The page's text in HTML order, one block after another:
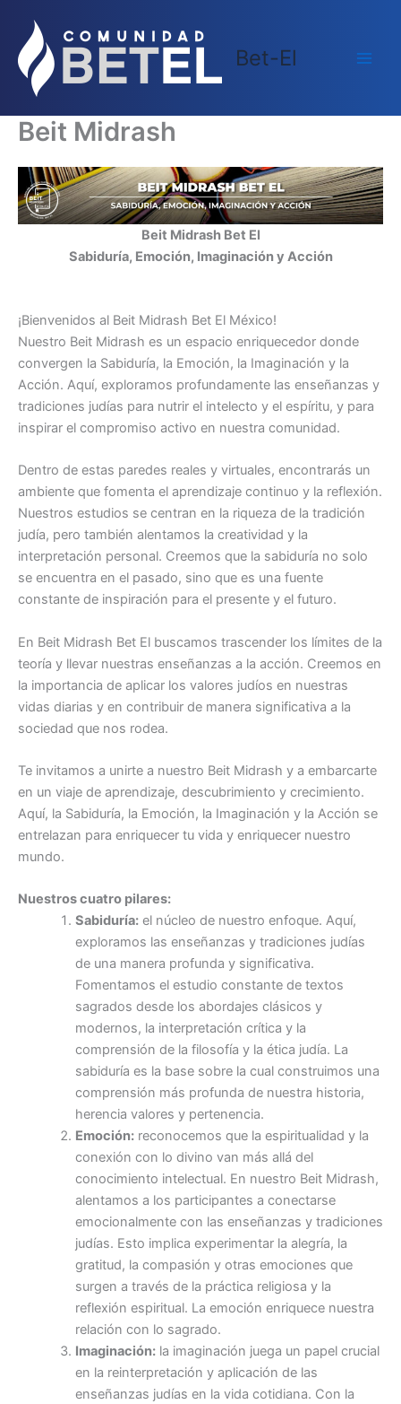
content
Bet-El
Beit Midrash
Beit Midrash Bet El
Sabiduría, Emoción, Imaginación y Acción
¡Bienvenidos al Beit Midrash Bet El México!
Nuestro Beit Midrash es un espacio enriquecedor donde
convergen la Sabiduría, la Emoción, la Imaginación y la
Acción. Aquí, exploramos profundamente las enseñanzas y
tradiciones judías para nutrir el intelecto y el espíritu, y para
inspirar el compromiso activo en nuestra comunidad.
Dentro de estas paredes reales y virtuales, encontrarás un
ambiente que fomenta el aprendizaje continuo y la reflexión.
Nuestros estudios se centran en la riqueza de la tradición
judía, pero también alentamos la creatividad y la
interpretación personal. Creemos que la sabiduría no solo
se encuentra en el pasado, sino que es una fuente
constante de inspiración para el presente y el futuro.
En Beit Midrash Bet El buscamos trascender los límites de la
teoría y llevar nuestras enseñanzas a la acción. Creemos en
la importancia de aplicar los valores judíos en nuestras
vidas diarias y en contribuir de manera significativa a la
sociedad que nos rodea.
Te invitamos a unirte a nuestro Beit Midrash y a embarcarte
en un viaje de aprendizaje, descubrimiento y crecimiento.
Aquí, la Sabiduría, la Emoción, la Imaginación y la Acción se
entrelazan para enriquecer tu vida y enriquecer nuestro
mundo.
Nuestros cuatro pilares:
Sabiduría:el núcleo de nuestro enfoque. Aquí,
exploramos las enseñanzas y tradiciones judías
de una manera profunda y significativa.
Fomentamos el estudio constante de textos
sagrados desde los abordajes clásicos y
modernos, la interpretación crítica y la
comprensión de la filosofía y la ética judía. La
sabiduría es la base sobre la cual construimos una
comprensión más profunda de nuestra historia,
herencia valores y pertenencia.
Emoción:reconocemos que la espiritualidad y la
conexión con lo divino van más allá del
conocimiento intelectual. En nuestro Beit Midrash,
alentamos a los participantes a conectarse
emocionalmente con las enseñanzas y tradiciones
judías. Esto implica experimentar la alegría, la
gratitud, la compasión y otras emociones que
surgen a través de la práctica religiosa y la
reflexión espiritual. La emoción enriquece nuestra
relación con lo sagrado.
Imaginación:la imaginación juega un papel crucial
en la reinterpretación y aplicación de las
enseñanzas judías en la vida cotidiana. Con la